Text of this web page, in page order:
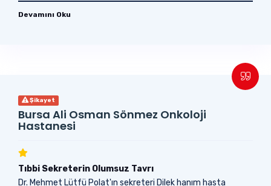
Devamını Oku
Şikayet
Bursa Ali Osman Sönmez Onkoloji
Hastanesi
Tıbbi Sekreterin Olumsuz Tavrı
Dr. Mehmet Lütfü Polat'ın sekreteri Dilek hanım hasta